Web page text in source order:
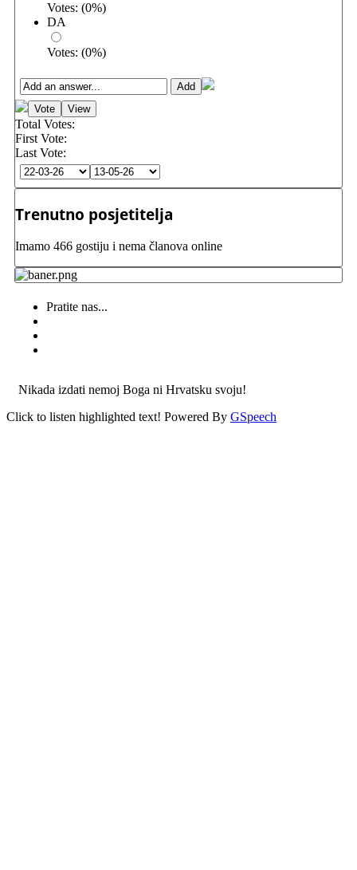
Votes: (0%)
DA
Votes: (0%)
Total Votes:
First Vote:
Last Vote:
Trenutno posjetitelja
Imamo 466 gostiju i nema članova online
Pratite nas...
Nikada izdati nemoj Boga ni Hrvatsku svoju!
Click to listen highlighted text! Powered By GSpeech